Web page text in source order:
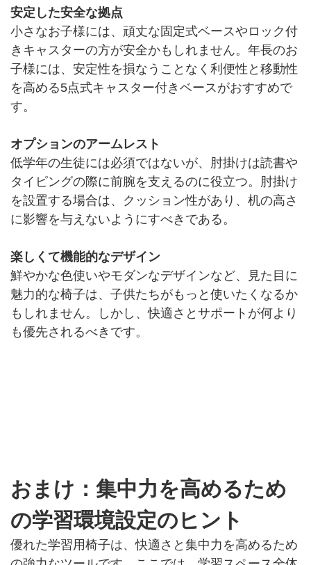
安定した安全な拠点
小さなお子様には、頑丈な固定式ベースやロック付
きキャスターの方が安全かもしれません。年長のお
子様には、安定性を損なうことなく利便性と移動性
を高める5点式キャスター付きベースがおすすめで
す。
オプションのアームレスト
低学年の生徒には必須ではないが、肘掛けは読書や
タイピングの際に前腕を支えるのに役立つ。肘掛け
を設置する場合は、クッション性があり、机の高さ
に影響を与えないようにすべきである。
楽しくて機能的なデザイン
鮮やかな色使いやモダンなデザインなど、見た目に
魅力的な椅子は、子供たちがもっと使いたくなるか
もしれません。しかし、快適さとサポートが何より
も優先されるべきです。
おまけ：集中力を高めるため
の学習環境設定のヒント
優れた学習用椅子は、快適さと集中力を高めるため